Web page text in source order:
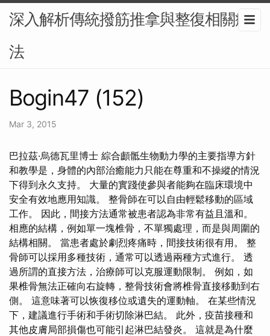
深入解析傳統撥筋推拿與整復相關療
法
Bogin47 (152)
Mar 3, 2015
巴拉茲·烏德瓦里博士 綜合顱骶生物動力學的主要指導方針
和教學是，身體的內部治癒能力只能在尊重和不操縱的情況
下得到永久支持。 大量的實踐使參與者能夠在臨床環境中
安全有效地應用知識。 整骨師在可以自由輕鬆移動的區域
工作。 因此，間接方法通常被患者認為非常有益且溫和。
相應的結構，例如單一塊椎骨，不單獨處理，而是與周圍的
結構相關。 當患者處於劇烈疼痛時，間接技術很有用。 整
骨師可以採用多種技術，通常可以透過兩種方式進行。 透
過所謂的直接方法，治療師可以克服運動限制。 例如，如
果椎骨無法正確向右旋轉，整骨技術會將椎骨直接移動到右
側。 這意味著可以恢復移位或遺失的運動軸。 在某些情況
下，建議進行手術和手術切除淋巴結。 此外，疫苗接種和
其他皮膚局部損傷也可能引起淋巴結發炎。 這就是為什麼